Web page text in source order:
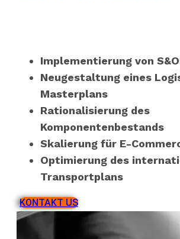
Implementierung von
Neugestaltung eines
Masterplans
Rationalisierung des
Komponentenbestands
Skalierung für E-
Optimierung des
Transportplans
KONTAKT US